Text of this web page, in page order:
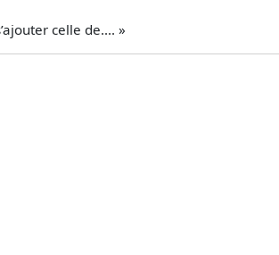
celle de.... »